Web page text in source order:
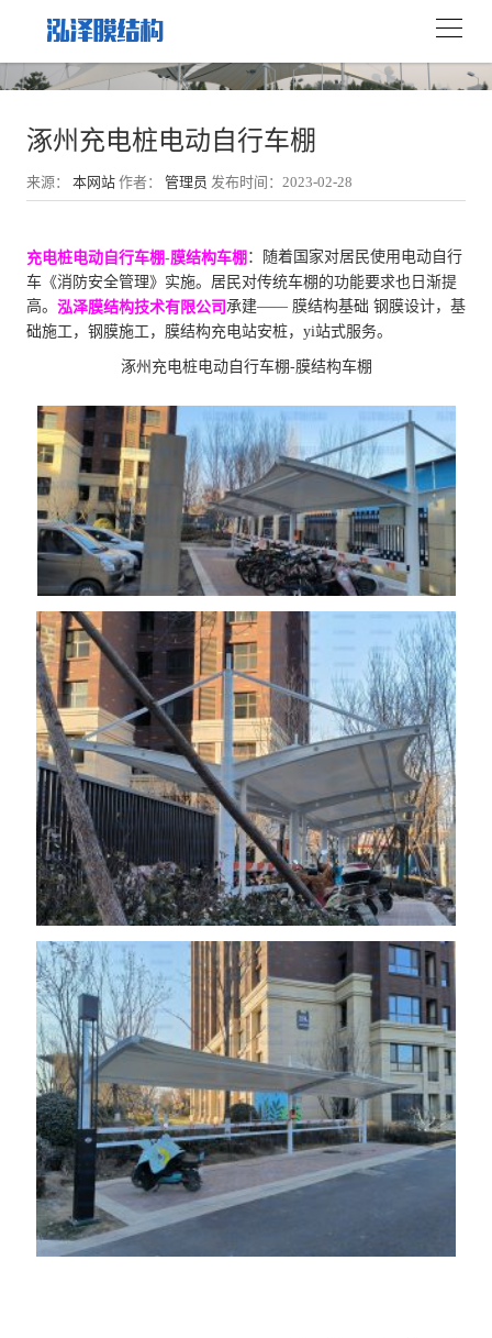
涿州充电桩电动自行车棚
来源： 本网站 作者： 管理员 发布时间：2023-02-28
充电桩电动自行车棚-膜结构车棚 ：随着国家对居民使用电动自行
车《消防安全管理》实施。居民对传统车棚的功能要求也日渐提
高。 泓泽膜结构技术有限公司 承建—— 膜结构基础 钢膜设计，基
础施工，钢膜施工，膜结构充电站安桩，yi站式服务。
涿州充电桩电动自行车棚-膜结构车棚